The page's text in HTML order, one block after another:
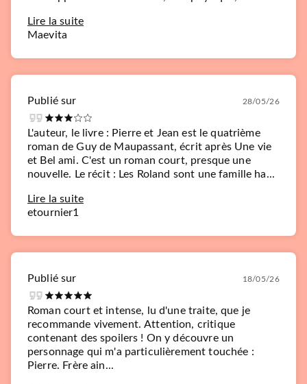
Lire la suite
Maevita
Publié sur 28/05/26
L'auteur, le livre : Pierre et Jean est le quatrième
roman de Guy de Maupassant, écrit après Une vie
et Bel ami. C'est un roman court, presque une
nouvelle. Le récit : Les Roland sont une famille ha...
Lire la suite
etournier1
Publié sur 18/05/26
Roman court et intense, lu d'une traite, que je
recommande vivement. Attention, critique
contenant des spoilers ! On y découvre un
personnage qui m'a particulièrement touchée :
Pierre. Frère ain...